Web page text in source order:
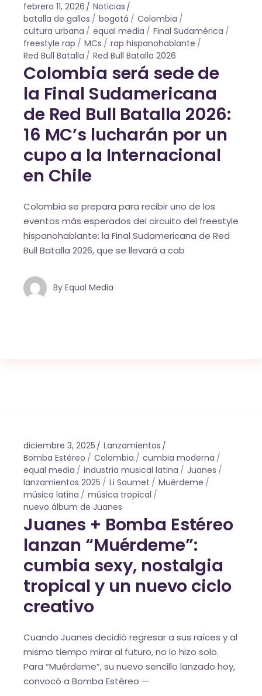
febrero 11, 2026
Noticias
batalla de gallos
bogotá
Colombia
cultura urbana
equal media
Final Sudamérica
freestyle rap
MCs
rap hispanohablante
Red Bull Batalla
Red Bull Batalla 2026
Colombia será sede de
la Final Sudamericana
de Red Bull Batalla 2026:
16 MC’s lucharán por un
cupo a la Internacional
en Chile
Colombia se prepara para recibir uno de los
eventos más esperados del circuito del freestyle
hispanohablante: la Final Sudamericana de Red
Bull Batalla 2026, que se llevará a cab
By Equal Media
diciembre 3, 2025
Lanzamientos
Bomba Estéreo
Colombia
cumbia moderna
equal media
industria musical latina
Juanes
lanzamientos 2025
Li Saumet
Muérdeme
música latina
música tropical
nuevo álbum de Juanes
Juanes + Bomba Estéreo
lanzan “Muérdeme”:
cumbia sexy, nostalgia
tropical y un nuevo ciclo
creativo
Cuando Juanes decidió regresar a sus raíces y al
mismo tiempo mirar al futuro, no lo hizo solo.
Para “Muérdeme”, su nuevo sencillo lanzado hoy,
convocó a Bomba Estéreo —